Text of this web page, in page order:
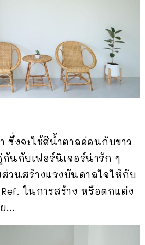
ซึ่งจะใช้สีน้ำตาลอ่อนกับขาว
นกับเฟอร์นิเจอร์น่ารัก ๆ
วนสร้างแรงบันดาลใจให้กับ
ในการสร้าง หรือตกแต่ง
…